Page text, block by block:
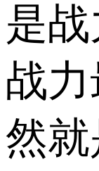
是
战
然